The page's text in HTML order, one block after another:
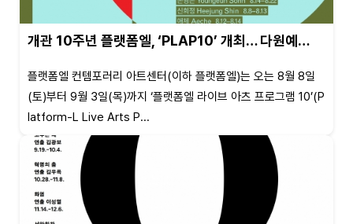
개관 10주년 플랫폼엘, ‘PLAP10’ 개최… 다원예…
플랫폼엘 컨템포러리 아트센터(이하 플랫폼엘)는 오는 8월 8일
(토)부터 9월 3일(목)까지 ‘플랫폼엘 라이브 아츠 프로그램 10’(P
latform-L Live Arts P...